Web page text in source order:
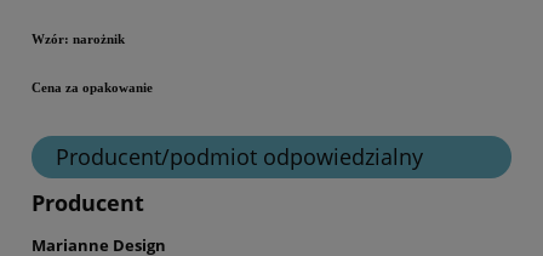
Wzór: narożnik
Cena za opakowanie
Producent/podmiot odpowiedzialny
Producent
Marianne Design